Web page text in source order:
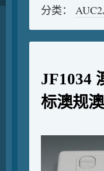
分类：
JF1034
标澳规